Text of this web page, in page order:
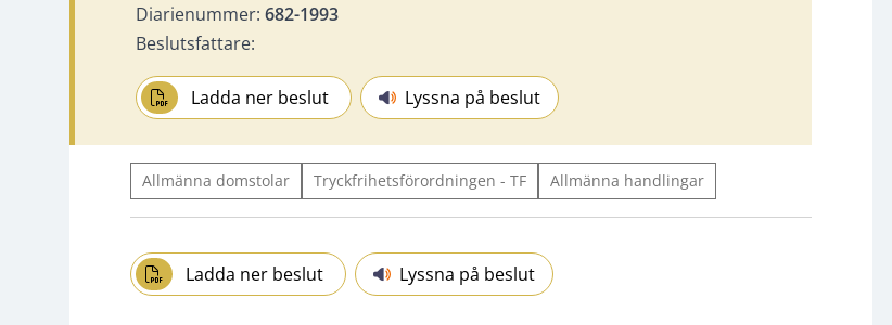
Diarienummer: 682-1993
Beslutsfattare:
Ladda ner beslut Lyssna på beslut
Allmänna domstolar Tryckfrihetsförordningen - TF Allmänna handlingar
Ladda ner beslut Lyssna på beslut